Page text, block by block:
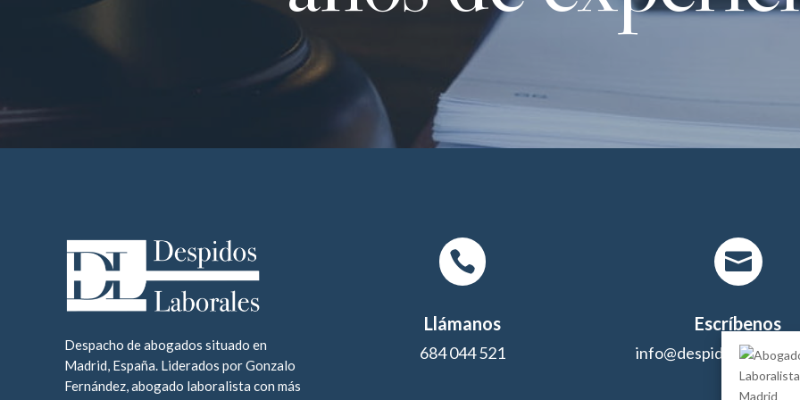
Despacho de abogados situado en
Madrid, España. Liderados por Gonzalo
Fernández, abogado laboralista con más

Llámanos
684 044 521

Escríbenos
info@despidos-